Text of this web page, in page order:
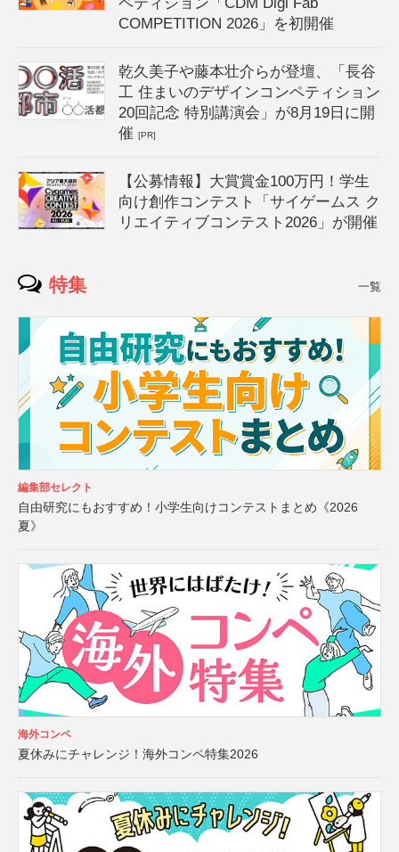
COMPETITION 2026」を初開催
乾久美子や藤本壮介らが登壇、「長谷
工 住まいのデザインコンペティション
20回記念 特別講演会」が8月19日に開
催[PR]
【公募情報】大賞賞金100万円！学生
向け創作コンテスト「サイゲームス ク
リエイティブコンテスト2026」が開催
特集 一覧
編集部セレクト
自由研究にもおすすめ！小学生向けコンテストまとめ《2026
夏》
海外コンペ
夏休みにチャレンジ！海外コンペ特集2026